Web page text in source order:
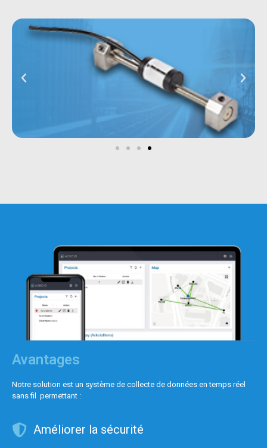
Avantages
Notre solution est un système de collecte de données en temps réel
sans fil permettant :
Améliorer la sécurité